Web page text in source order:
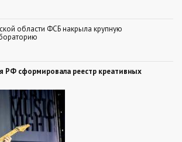
области ФСБ накрыла крупную
РФ сформировала реестр креативных